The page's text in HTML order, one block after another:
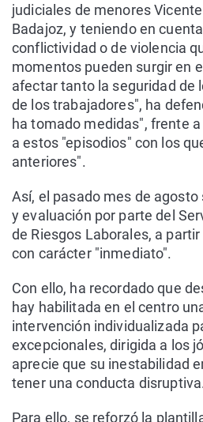
judiciales de menores
Badajoz, y teniendo en
conflictividad o de violencia
momentos pueden surgir en
afectar tanto la seguridad de
de los trabajadores", ha
ha tomado medidas", frente
a estos "episodios" con los
anteriores".
Así, el pasado mes de
y evaluación por parte del
de Riesgos Laborales, a
con carácter "inmediato".
Con ello, ha recordado que
hay habilitada en el centro
intervención individualizada
excepcionales, dirigida a los
aprecie que su inestabilidad
tener una conducta
Para ello, se reforzó la